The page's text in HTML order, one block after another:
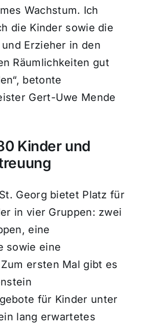
Wachstum. Ich
die Kinder sowie die
Erzieher in den
Räumlichkeiten gut
betonte
Gert-Uwe Mende
Kinder und
Georg bietet Platz für
in vier Gruppen: zwei
eine
sowie eine
ersten Mal gibt es
für Kinder unter
lang erwartetes